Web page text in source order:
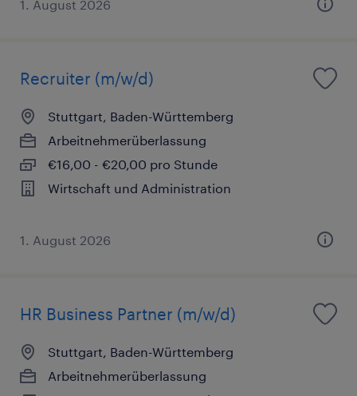
1. August 2026
Recruiter (m/w/d)
Stuttgart, Baden-Württemberg
Arbeitnehmerüberlassung
€16,00 - €20,00 pro Stunde
Wirtschaft und Administration
1. August 2026
HR Business Partner (m/w/d)
Stuttgart, Baden-Württemberg
Arbeitnehmerüberlassung